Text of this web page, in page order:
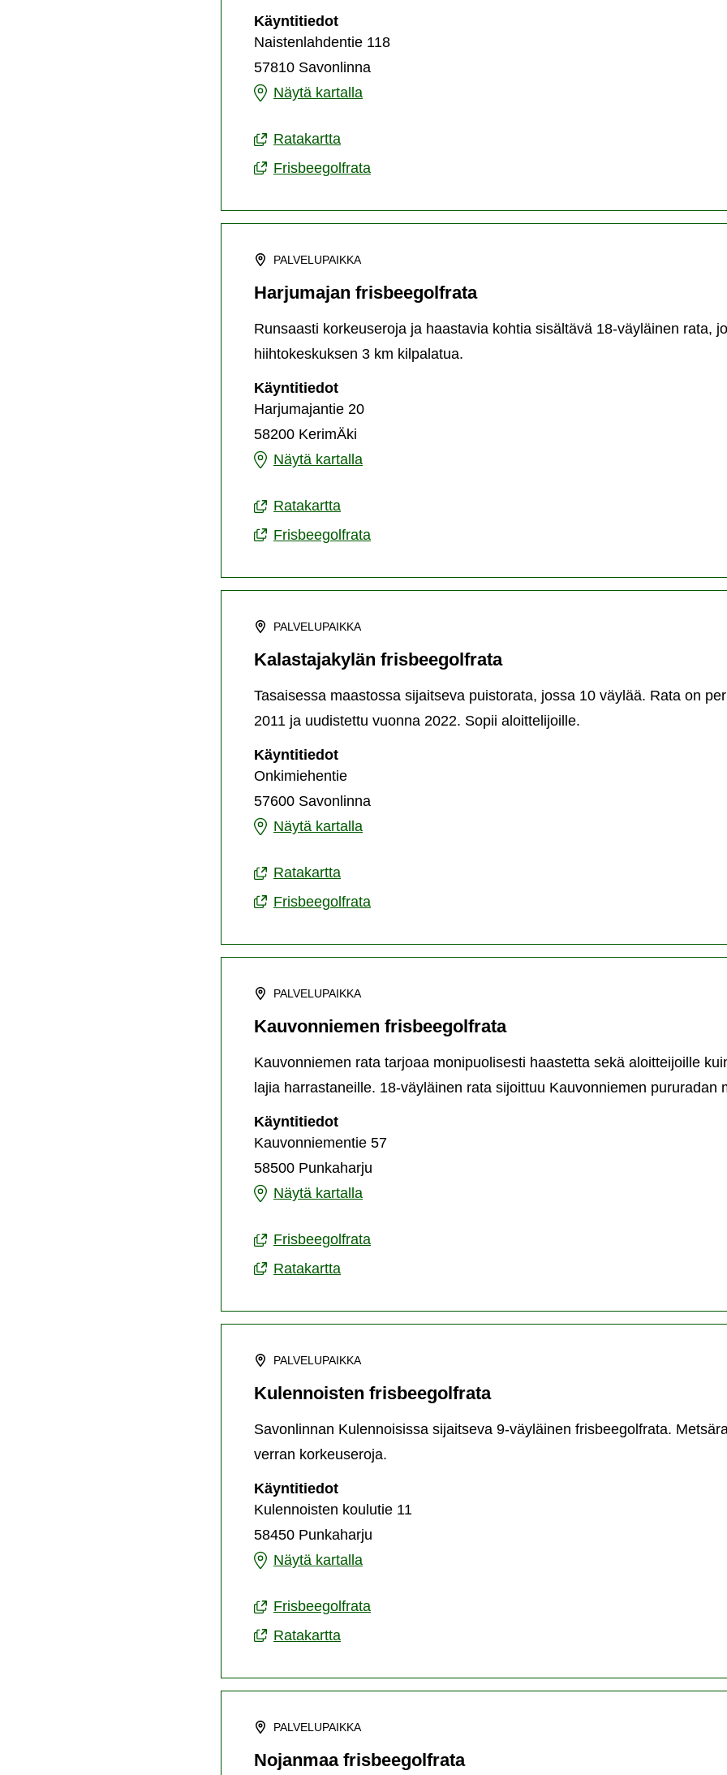
KäyntitiedotAholahden
frisbeegolfrata
Naistenlahdentie 118
57810 Savonlinna
Näytä kartalla
Aholahden
Ratakartta
Frisbeegolfrata
PALVELUPAIKKA
Harjumajan frisbeegolfrata
Runsaasti korkeuseroja ja haastavia kohtia sisältävä 18-väyläinen rata,
hiihtokeskuksen 3 km kilpalatua.
KäyntitiedotHarjumajan
frisbeegolfrata
Harjumajantie 20
58200 KerimÄki
Näytä kartalla
Harjumajan
Ratakartta
Frisbeegolfrata
PALVELUPAIKKA
Kalastajakylän frisbeegolfrata
Tasaisessa maastossa sijaitseva puistorata, jossa 10 väylää. Rata on
2011 ja uudistettu vuonna 2022. Sopii aloittelijoille.
KäyntitiedotKalastajakylän
frisbeegolfrata
Onkimiehentie
57600 Savonlinna
Näytä kartalla
Kalastajakylän
Ratakartta
Frisbeegolfrata
PALVELUPAIKKA
Kauvonniemen frisbeegolfrata
Kauvonniemen rata tarjoaa monipuolisesti haastetta sekä aloitteijoille
lajia harrastaneille. 18-väyläinen rata sijoittuu Kauvonniemen pururadan
KäyntitiedotKauvonniemen
frisbeegolfrata
Kauvonniementie 57
58500 Punkaharju
Näytä kartalla
Kauvonniemen
Frisbeegolfrata
Ratakartta
PALVELUPAIKKA
Kulennoisten frisbeegolfrata
Savonlinnan Kulennoisissa sijaitseva 9-väyläinen frisbeegolfrata.
verran korkeuseroja.
KäyntitiedotKulennoisten
frisbeegolfrata
Kulennoisten koulutie 11
58450 Punkaharju
Näytä kartalla
Kulennoisten
Frisbeegolfrata
Ratakartta
PALVELUPAIKKA
Nojanmaa frisbeegolfrata